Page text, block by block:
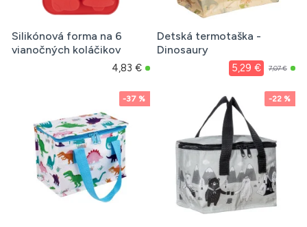
Silikónová forma na 6
vianočných koláčikov
4,83 €
Detská termotaška -
Dinosaury
5,29 € 7,07 €
-37 % -22 %